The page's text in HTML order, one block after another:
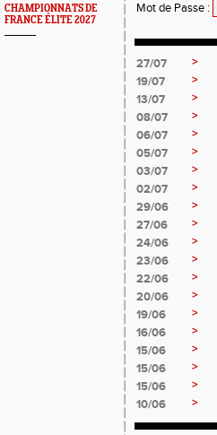
CHAMPIONNATS DE
FRANCE ÉLITE 2027
Mot de Passe :
27/07 >
19/07
>
13/07
>
08/07
>
06/07
>
05/07
>
03/07
>
02/07
>
29/06
>
27/06
>
24/06
>
23/06
>
22/06
>
20/06
>
19/06
>
16/06
>
15/06
>
15/06
>
15/06
>
10/06
>